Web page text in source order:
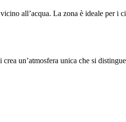
all’acqua. La zona è ideale per
un’atmosfera unica che si